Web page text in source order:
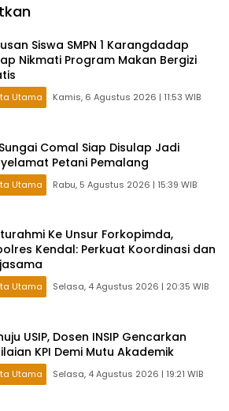
Siswa SMPN 1 Karangdadap
Nikmati Program Makan Bergizi
Utama Kamis, 6 Agustus 2026 | 11:53 WIB
Comal Siap Disulap Jadi
Petani Pemalang
Utama Rabu, 5 Agustus 2026 | 15:39 WIB
Ke Unsur Forkopimda,
Kendal: Perkuat Koordinasi dan
Utama Selasa, 4 Agustus 2026 | 20:35 WIB
USIP, Dosen INSIP Gencarkan
KPI Demi Mutu Akademik
Utama Selasa, 4 Agustus 2026 | 19:21 WIB